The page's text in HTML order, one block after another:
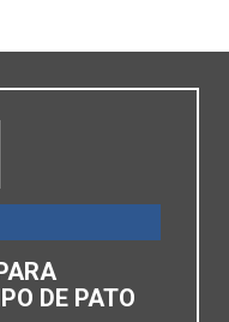
DE PATO